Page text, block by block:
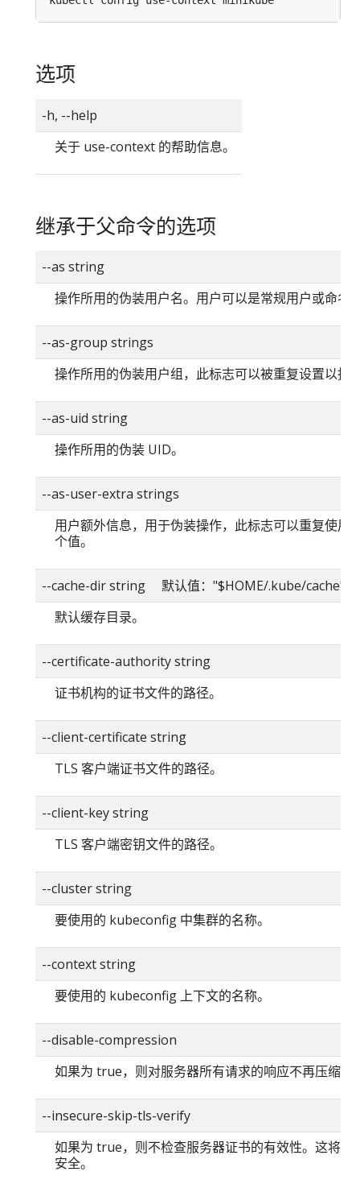
选项
-h, --help
关于 use-context 的帮助信息。
继承于父命令的选项
--as string
操作所用的伪装用户名。用户可以是常规用户或命名
--as-group strings
操作所用的伪装用户组，此标志可以被重复设置以指
--as-uid string
操作所用的伪装 UID。
--as-user-extra strings
用户额外信息，用于伪装操作，此标志可以重复使用
个值。
--cache-dir string 默认值："$HOME/.kube/cache"
默认缓存目录。
--certificate-authority string
证书机构的证书文件的路径。
--client-certificate string
TLS 客户端证书文件的路径。
--client-key string
TLS 客户端密钥文件的路径。
--cluster string
要使用的 kubeconfig 中集群的名称。
--context string
要使用的 kubeconfig 上下文的名称。
--disable-compression
如果为 true，则对服务器所有请求的响应不再压缩。
--insecure-skip-tls-verify
如果为 true，则不检查服务器证书的有效性。这将使
安全。